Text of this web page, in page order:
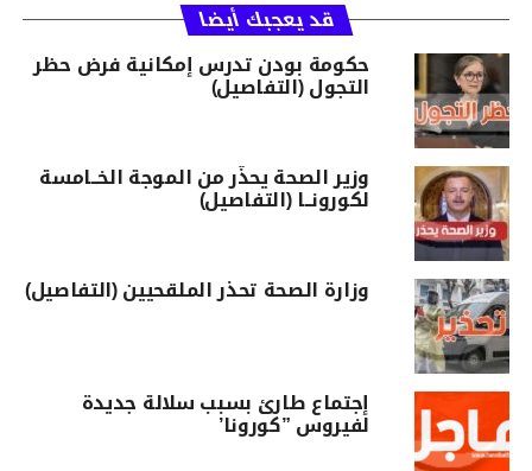
قد يعجبك أيضا
حكومة بودن تدرس إمكانية فرض حظر
التجول (التفاصيل)
وزير الصحة يحذّر من الموجة الخــامسة
لكورونــا (التفاصيل)
وزارة الصحة تحذر الملقحيين (التفاصيل)
إجتماع طارئ بسبب سلالة جديدة
لفيروس ”كورونا’